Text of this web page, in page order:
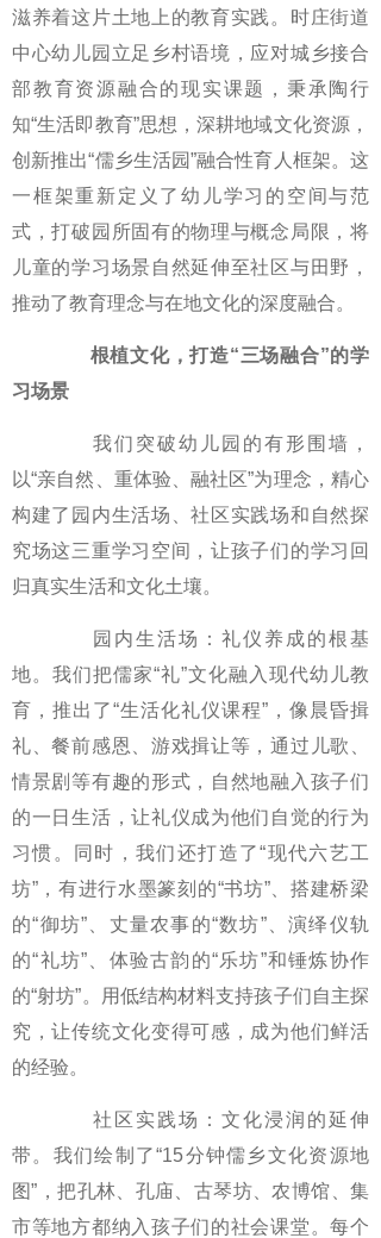
滋养着这片土地上的教育实践。时庄街道
中心幼儿园立足乡村语境，应对城乡接合
部教育资源融合的现实课题，秉承陶行
知“生活即教育”思想，深耕地域文化资源，
创新推出“儒乡生活园”融合性育人框架。这
一框架重新定义了幼儿学习的空间与范
式，打破园所固有的物理与概念局限，将
儿童的学习场景自然延伸至社区与田野，
推动了教育理念与在地文化的深度融合。
根植文化，打造“三场融合”的学
习场景
我们突破幼儿园的有形围墙，
以“亲自然、重体验、融社区”为理念，精心
构建了园内生活场、社区实践场和自然探
究场这三重学习空间，让孩子们的学习回
归真实生活和文化土壤。
园内生活场：礼仪养成的根基
地。我们把儒家“礼”文化融入现代幼儿教
育，推出了“生活化礼仪课程”，像晨昏揖
礼、餐前感恩、游戏揖让等，通过儿歌、
情景剧等有趣的形式，自然地融入孩子们
的一日生活，让礼仪成为他们自觉的行为
习惯。同时，我们还打造了“现代六艺工
坊”，有进行水墨篆刻的“书坊”、搭建桥梁
的“御坊”、丈量农事的“数坊”、演绎仪轨
的“礼坊”、体验古韵的“乐坊”和锤炼协作
的“射坊”。用低结构材料支持孩子们自主探
究，让传统文化变得可感，成为他们鲜活
的经验。
社区实践场：文化浸润的延伸
带。我们绘制了“15分钟儒乡文化资源地
图”，把孔林、孔庙、古琴坊、农博馆、集
市等地方都纳入孩子们的社会课堂。每个